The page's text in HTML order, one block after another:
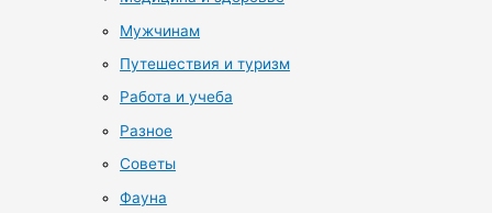
Мужчинам
Путешествия и туризм
Работа и учеба
Разное
Советы
Фауна